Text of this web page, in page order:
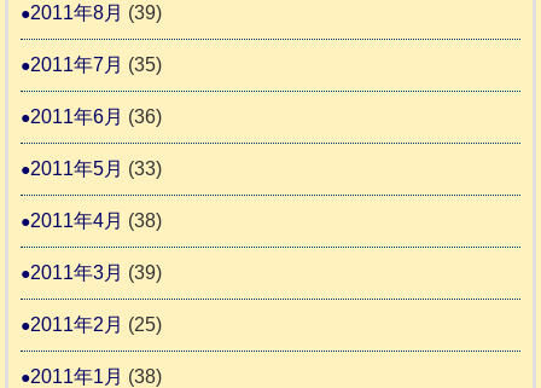
2011年8月 (39)
2011年7月 (35)
2011年6月 (36)
2011年5月 (33)
2011年4月 (38)
2011年3月 (39)
2011年2月 (25)
2011年1月 (38)